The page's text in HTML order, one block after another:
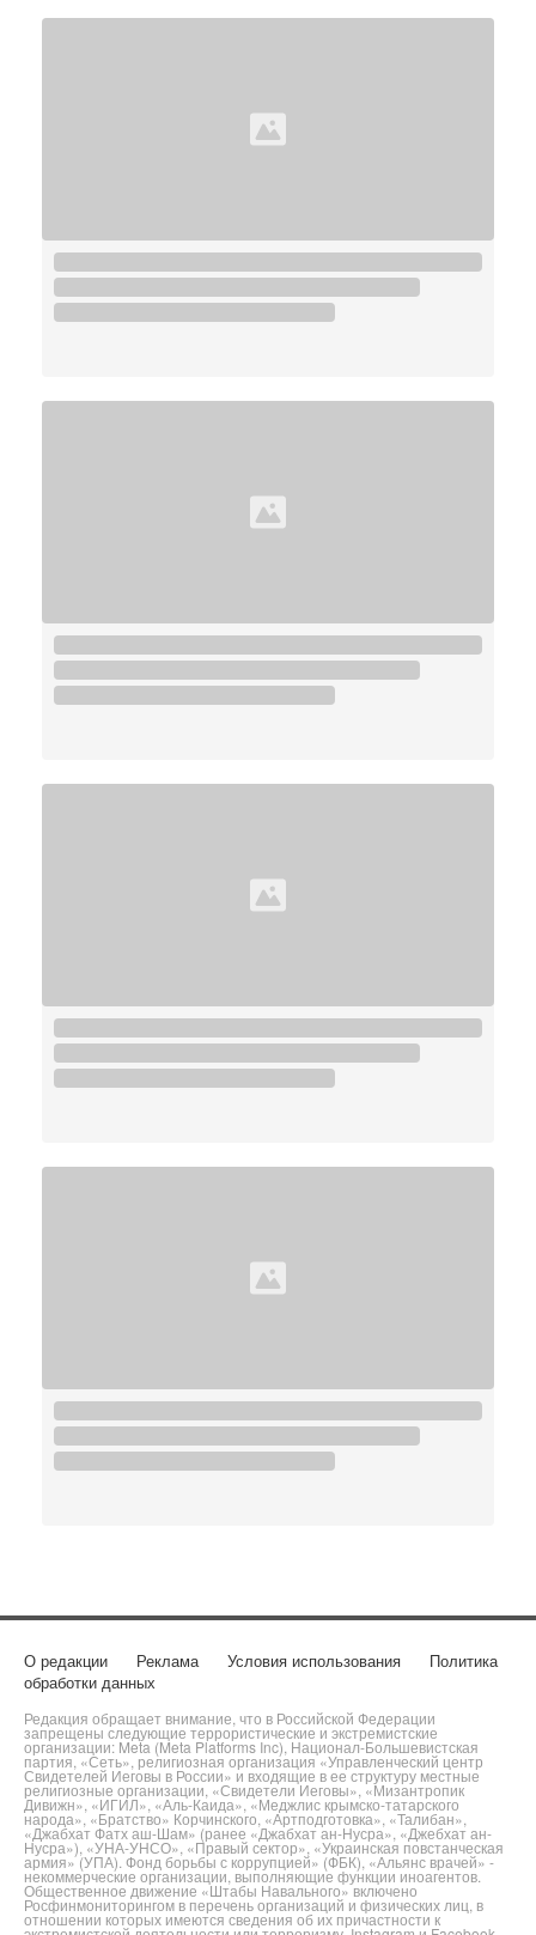
О редакции Реклама Условия использования
Политика
обработки данных
Редакция обращает внимание, что в Российской Федерации
запрещены следующие террористические и экстремистские
организации: Meta (Meta Platforms Inc), Национал-Большевистская
партия, «Сеть», религиозная организация «Управленческий центр
Свидетелей Иеговы в России» и входящие в ее структуру местные
религиозные организации, «Свидетели Иеговы», «Мизантропик
Дивижн», «ИГИЛ», «Аль-Каида», «Меджлис крымско-татарского
народа», «Братство» Корчинского, «Артподготовка», «Талибан»,
«Джабхат Фатх аш-Шам» (ранее «Джабхат ан-Нусра», «Джебхат ан-
Нусра»), «УНА-УНСО», «Правый сектор», «Украинская повстанческая
армия» (УПА). Фонд борьбы с коррупцией» (ФБК), «Альянс врачей» -
некоммерческие организации, выполняющие функции иноагентов.
Общественное движение «Штабы Навального» включено
Росфинмониторингом в перечень организаций и физических лиц, в
отношении которых имеются сведения об их причастности к